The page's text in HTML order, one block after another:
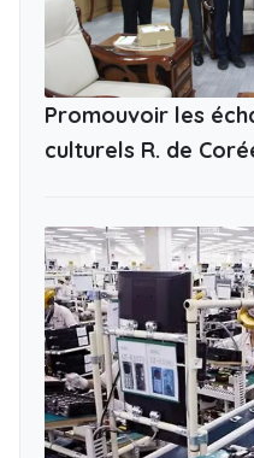
Promouvoir les
culturels R. de